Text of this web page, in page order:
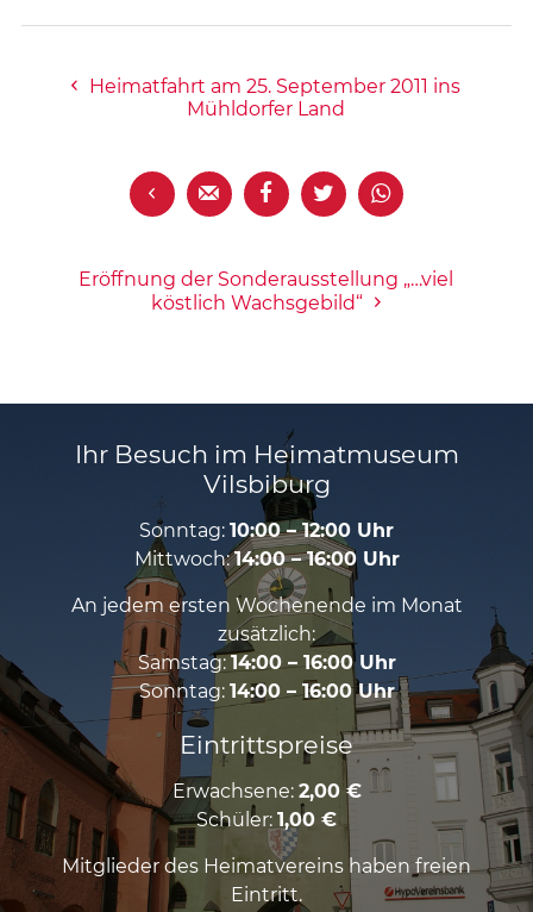
Heimatfahrt am 25. September 2011 ins
Mühldorfer Land
    
Eröffnung der Sonderausstellung „…viel
köstlich Wachsgebild“
Ihr Besuch im Heimatmuseum
Vilsbiburg
Sonntag: 10:00 – 12:00 Uhr
Mittwoch:14:00 – 16:00 Uhr
An jedem ersten Wochenende im Monat
zusätzlich:
Samstag:14:00 – 16:00 Uhr
Sonntag: 14:00 – 16:00 Uhr
Eintrittspreise
Erwachsene: 2,00 €
Schüler: 1,00 €
Mitglieder des Heimatvereins haben freien
Eintritt.